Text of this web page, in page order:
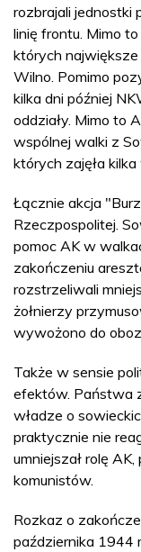
rozbrajali jednostki
linię frontu. Mimo
których
Wilno. Pomimo
kilka dni później
oddziały. Mimo to
wspólnej walki z
których zajęła
Łącznie akcja
Rzeczpospolitej.
pomoc AK w
zakończeniu
rozstrzeliwali
żołnierzy
wywożono do
Także w sensie
efektów. Państwa
władze o
praktycznie nie
umniejszał rolę
komunistów.
Rozkaz o
października 1944